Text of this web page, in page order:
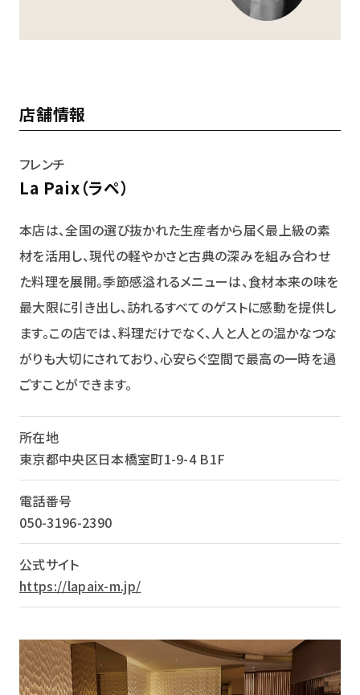
店舗情報
フレンチ
La Paix（ラペ）
本店は、全国の選び抜かれた生産者から届く最上級の素
材を活用し、現代の軽やかさと古典の深みを組み合わせ
た料理を展開。季節感溢れるメニューは、食材本来の味を
最大限に引き出し、訪れるすべてのゲストに感動を提供し
ます。この店では、料理だけでなく、人と人との温かなつな
がりも大切にされており、心安らぐ空間で最高の一時を過
ごすことができます。
所在地
東京都中央区日本橋室町1-9-4 B1F
電話番号
050-3196-2390
公式サイト
https://lapaix-m.jp/